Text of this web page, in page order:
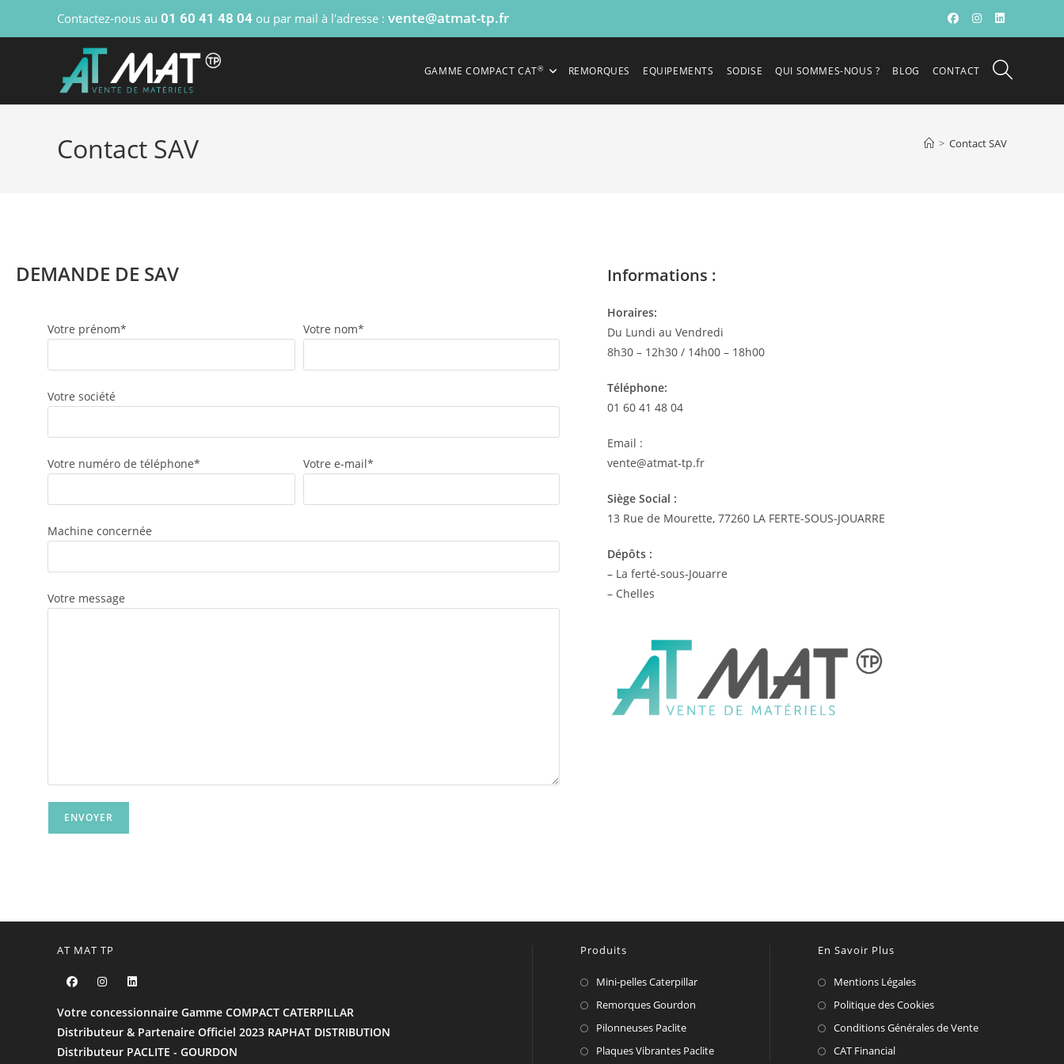
Contactez-nous au 01 60 41 48 04 ou par mail à l'adresse : vente@atmat-tp.fr
GAMME COMPACT CAT® REMORQUES EQUIPEMENTS SODISE QUI SOMMES-NOUS ? BLOG CONTACT
Contact SAV > Contact SAV
DEMANDE DE SAV
Votre prénom* Votre nom*
Votre société
Votre numéro de téléphone* Votre e-mail*
Machine concernée
Votre message
Informations :
Horaires:
Du Lundi au Vendredi
8h30 – 12h30 / 14h00 – 18h00
Téléphone:
01 60 41 48 04
Email :
vente@atmat-tp.fr
Siège Social :
13 Rue de Mourette, 77260 LA FERTE-SOUS-JOUARRE
Dépôts :
– La ferté-sous-Jouarre
– Chelles
AT MAT TP
Votre concessionnaire Gamme COMPACT CATERPILLAR
Distributeur & Partenaire Officiel 2023 RAPHAT DISTRIBUTION
Distributeur PACLITE - GOURDON
Produits
Mini-pelles Caterpillar
Remorques Gourdon
Pilonneuses Paclite
Plaques Vibrantes Paclite
En Savoir Plus
Mentions Légales
Politique des Cookies
Conditions Générales de Vente
CAT Financial